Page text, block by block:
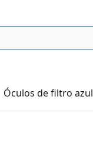
Óculos de filtro azul